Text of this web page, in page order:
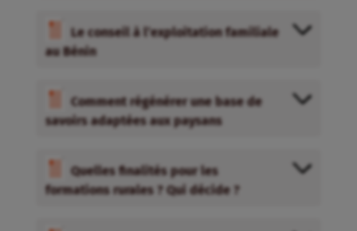
Le conseil à l’exploitation familiale
au Bénin
Comment régénérer une base de
savoirs adaptées aux paysans
Quelles finalités pour les
formations rurales ? Qui décide ?